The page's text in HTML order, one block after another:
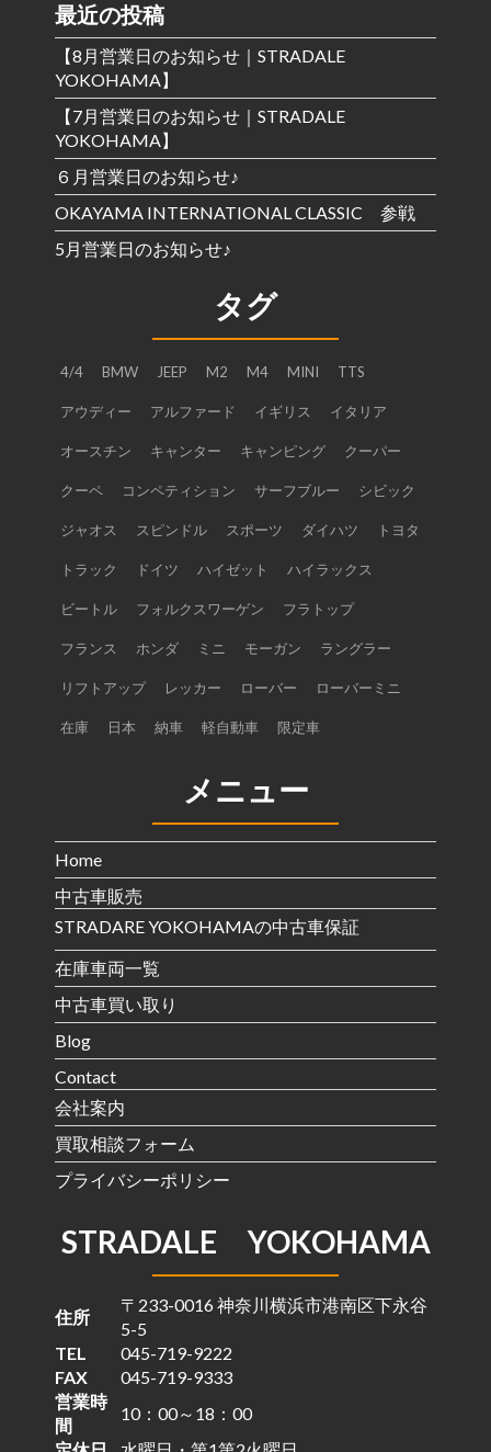
最近の投稿
【8月営業日のお知らせ｜STRADALE
YOKOHAMA】
【7月営業日のお知らせ｜STRADALE
YOKOHAMA】
６月営業日のお知らせ♪
OKAYAMA INTERNATIONAL CLASSIC 参戦
5月営業日のお知らせ♪
タグ
4/4 BMW JEEP M2 M4 MINI TTS
アウディー アルファード イギリス イタリア
オースチン キャンター キャンピング クーパー
クーペ コンペティション サーフブルー シビック
ジャオス スピンドル スポーツ ダイハツ トヨタ
トラック ドイツ ハイゼット ハイラックス
ビートル フォルクスワーゲン フラトップ
フランス ホンダ ミニ モーガン ラングラー
リフトアップ レッカー ローバー ローバーミニ
在庫 日本 納車 軽自動車 限定車
メニュー
Home
中古車販売
STRADARE YOKOHAMAの中古車保証
在庫車両一覧
中古車買い取り
Blog
Contact
会社案内
買取相談フォーム
プライバシーポリシー
STRADALE YOKOHAMA
住所
〒233-0016 神奈川横浜市港南区下永谷
5-5
TEL
045-719-9222
FAX
045-719-9333
営業時
間
10：00～18：00